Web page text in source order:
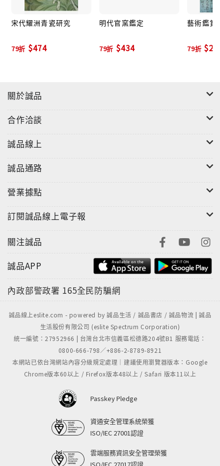
宋代耀洲青瓷研究
79折 $474
明代官窯鑑定
79折 $434
藝術鑑賞
79折
關於誠品
合作洽談
誠品線上
誠品通路
營業據點
訂閱誠品線上電子報
關注誠品
誠品APP
內政部警政署 165全民防騙網
誠品線上eslite.com - powered by 誠品生活 / 誠品書店 / 誠品物流 | 誠品
生活股份有限公司 (eslite Spectrum Corporation)
統一編號：27952966 | 台灣台北市信義區松德路204號B1 服務電話：
0800-666-798／+886-2-8789-8921
本網站已依台灣網站內容分級規定處理｜建議使用瀏覽器版本：Google
Chrome版本60以上 / Firefox版本48以上 / Safari 版本11以上
Passkey Pledge
資通安全管理系統榮獲
ISO/IEC 27001認證
雲端服務資訊安全管理榮獲